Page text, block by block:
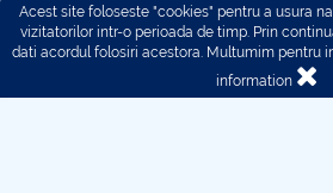
Acest site foloseste "cookies" pentru a usura
vizitatorilor intr-o perioada de timp. Prin
dati acordul folosiri acestora. Multumim pentru
information